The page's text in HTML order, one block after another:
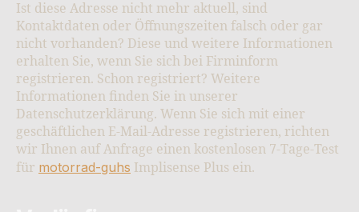
Ist diese Adresse nicht mehr aktuell, sind
Kontaktdaten oder Öffnungszeiten falsch oder gar
nicht vorhanden? Diese und weitere Informationen
erhalten Sie, wenn Sie sich bei Firminform
registrieren. Schon registriert? Weitere
Informationen finden Sie in unserer
Datenschutzerklärung. Wenn Sie sich mit einer
geschäftlichen E-Mail-Adresse registrieren, richten
wir Ihnen auf Anfrage einen kostenlosen 7-Tage-Test
für motorrad-guhs Implisense Plus ein.